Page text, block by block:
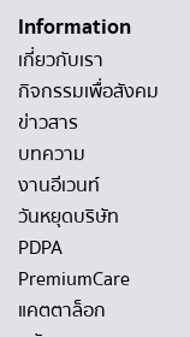
Information
เกี่ยวกับเรา
กิจกรรมเพื่อสังคม
ข่าวสาร
บทความ
งานอีเวนท์
วันหยุดบริษัท
PDPA
PremiumCare
แคตตาล็อก